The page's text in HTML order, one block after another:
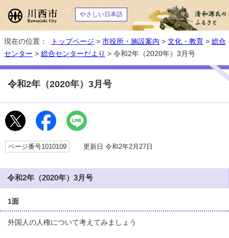
やさしい日本語
現在の位置： トップページ > 市役所・施設案内 > 文化・教育 > 総合
センター > 総合センターだより > 令和2年（2020年）3月号
令和2年（2020年）3月号
ページ番号1010109 更新日 令和2年2月27日
令和2年（2020年）3月号
1面
外国人の人権について考えてみましょう